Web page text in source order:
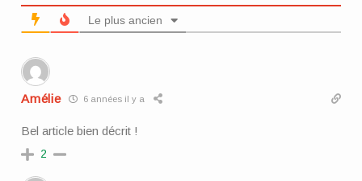
Le plus ancien
Amélie 6 années il y a
Bel article bien décrit !
2